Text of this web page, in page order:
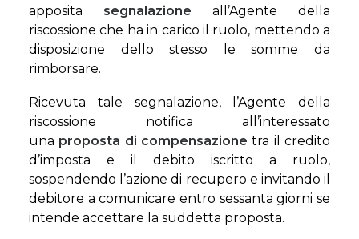
apposita segnalazione all’Agente della
riscossione che ha in carico il ruolo, mettendo a
disposizione dello stesso le somme da
rimborsare.
Ricevuta tale segnalazione, l’Agente della
riscossione notifica all’interessato
una proposta di compensazione tra il credito
d’imposta e il debito iscritto a ruolo,
sospendendo l’azione di recupero e invitando il
debitore a comunicare entro sessanta giorni se
intende accettare la suddetta proposta.